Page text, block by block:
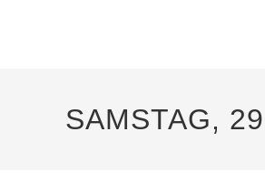
SAMSTAG,